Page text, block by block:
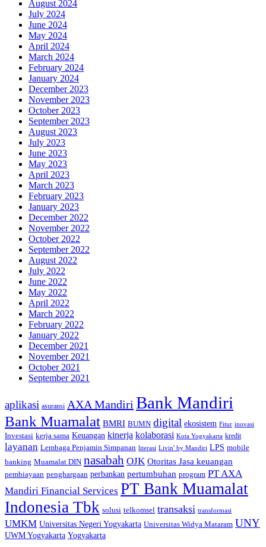
August 2024
July 2024
June 2024
May 2024
April 2024
March 2024
February 2024
January 2024
December 2023
November 2023
October 2023
September 2023
August 2023
July 2023
June 2023
May 2023
April 2023
March 2023
February 2023
January 2023
December 2022
November 2022
October 2022
September 2022
August 2022
July 2022
June 2022
May 2022
April 2022
March 2022
February 2022
January 2022
December 2021
November 2021
October 2021
September 2021
aplikasi asuransi AXA Mandiri Bank Mandiri
Bank Muamalat BMRI BUMN digital ekosistem Fitur inovasi
Investasi kerja sama Keuangan kinerja kolaborasi Kota Yogyakarta kredit
layanan Lembaga Penjamin Simpanan literasi Livin' by Mandiri LPS mobile
banking Muamalat DIN nasabah OJK Otoritas Jasa keuangan
pembiayaan penghargaan perbankan pertumbuhan program PT AXA
Mandiri Financial Services PT Bank Muamalat
Indonesia Tbk solusi telkomsel transaksi transformasi
UMKM Universitas Negeri Yogyakarta Universitas Widya Mataram UNY
UWM Yogyakarta Yogyakarta